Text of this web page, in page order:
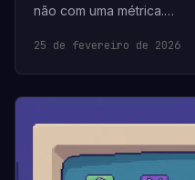
não com uma métrica.…
25 de fevereiro de 2026